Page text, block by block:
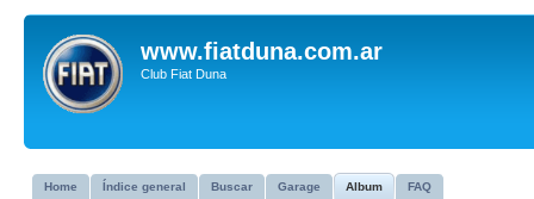
www.fiatduna.com.ar
Club Fiat Duna
Home Índice general Buscar Garage Album FAQ